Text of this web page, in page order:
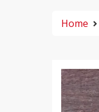
Home